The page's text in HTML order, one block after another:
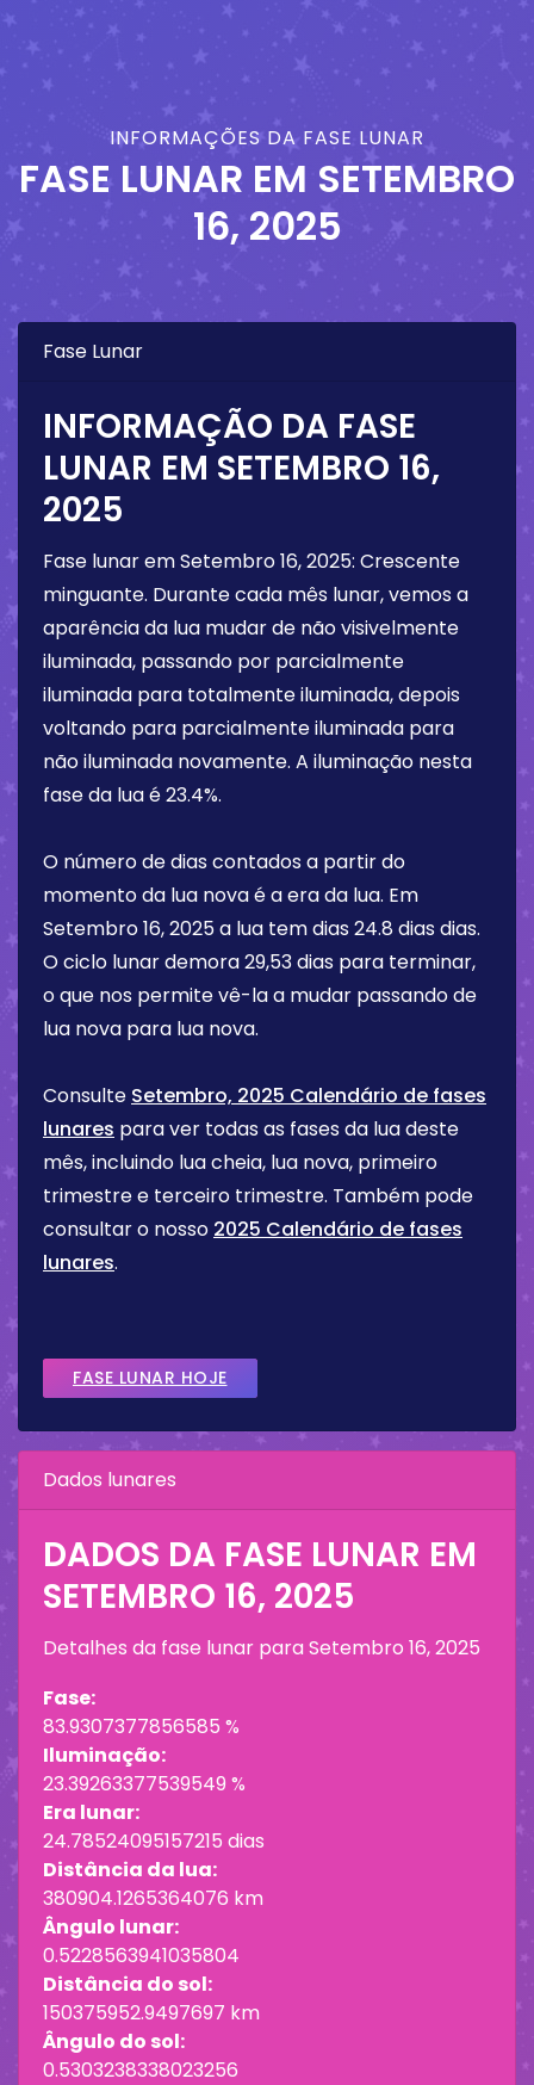
INFORMAÇÕES DA FASE LUNAR
FASE LUNAR EM SETEMBRO
16, 2025
Fase Lunar
INFORMAÇÃO DA FASE
LUNAR EM SETEMBRO 16,
2025
Fase lunar emSetembro 16, 2025: Crescente
minguante. Durante cada mês lunar, vemos a
aparência da lua mudar de não visivelmente
iluminada, passando por parcialmente
iluminada para totalmente iluminada, depois
voltando para parcialmente iluminada para
não iluminada novamente. A iluminação nesta
fase da lua é23.4%.
O número de dias contados a partir do
momento da lua nova é a era da lua. Em
Setembro 16, 2025a lua tem dias 24.8 dias dias.
O ciclo lunar demora 29,53 dias para terminar,
o que nos permite vê-la a mudar passando de
lua nova para lua nova.
Consulte Setembro, 2025 Calendário de fases
lunares para ver todas as fases da lua deste
mês, incluindo lua cheia, lua nova, primeiro
trimestre e terceiro trimestre. Também pode
consultar o nosso 2025 Calendário de fases
lunares.
FASE LUNAR HOJE
Dados lunares
DADOS DA FASE LUNAR EM
SETEMBRO 16, 2025
Detalhes da fase lunar paraSetembro 16, 2025
Fase:
83.9307377856585 %
Iluminação:
23.39263377539549 %
Era lunar:
24.78524095157215 dias
Distância da lua:
380904.1265364076 km
Ângulo lunar:
0.5228563941035804
Distância do sol:
150375952.9497697 km
Ângulo do sol:
0.5303238338023256